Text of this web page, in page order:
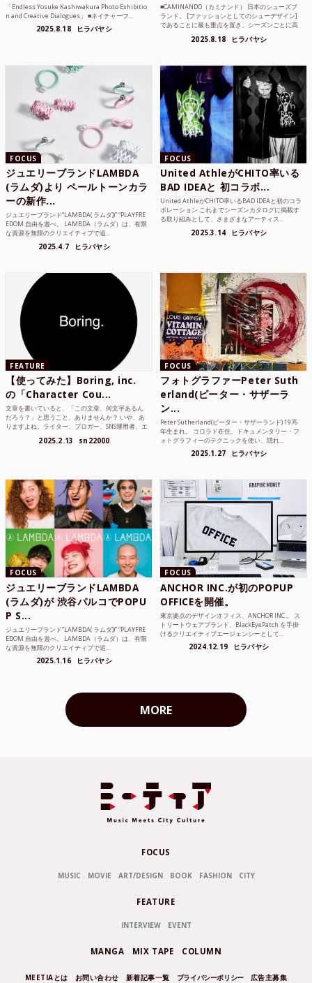
「Endless Yosuke Kashiwakura Photo Exhibitio
n and Creative Dialogues」 ■ネイチャーフ...
2025.8.18 ヒラバヤシ
■CAMINANDO（カミナンド） 日本のシューズブ
ランド。 [ファッションとしてのシューデザイン]
であることに最も重点を置き、シーズンごとに高
2025.8.18 ヒラバヤシ
FOCUS
ジュエリーブランドLAMBDA
(ラムダ)より ペールトーンカラ
ーの新作...
ジュエリーブランド“LAMBDA( ラムダ))” “PLAYFRE
EDOM 自由を遊べ。 LAMBDA（ラムダ）は、有限
な資源を無限のクリエイティブで追...
2025.4.7 ヒラバヤシ
FOCUS
United AthleがCHITO率いる
BAD IDEAと 初コラボ...
United AthleがCHITO率いるBAD IDEAと初のコラ
ボレーション これまでシーズンカタログに掲載す
る取り組みとして、さまざまなアーティス...
2025.3.14 ヒラバヤシ
FEATURE
【使ってみた】Boring, inc.
の「Character Cou...
文章を書いていると、「この文章、何文字あるん
だろう？」と思うこと、ありませんか？ いや、あ
りますよね。ライター、ブロガー、SNS運用者、エ
2025.2.13 sn22000
FOCUS
フォトグラファーPeter Suth
erland(ピーター・サザーラ
ン...
Peter Sutherland(ピーター・サザーランド) 1976
年生まれ。 コロラド在住。ドキュメンタリー・フ
ォトグラフィーのテクニックを使い、隠れ...
2025.1.27 ヒラバヤシ
FOCUS
ジュエリーブランドLAMBDA
(ラムダ)が 渋谷パルコでPOPU
P S...
ジュエリーブランド“LAMBDA( ラムダ))” “PLAYFRE
EDOM 自由を遊べ。 LAMBDA（ラムダ）は、有限
な資源を無限のクリエイティブで追...
2025.1.16 ヒラバヤシ
FOCUS
ANCHOR INC.が初のPOPUP
OFFICEを開催。
東京拠点のデザインオフィス、ANCHOR INC.。 ス
トリートウェアブランド、BlackEyePatch を手掛
けるクリエイティブエージェンシーとして...
2024.12.19 ヒラバヤシ
MORE
FOCUS
MUSIC MOVIE ART/DESIGN BOOK FASHION CITY
FEATURE
INTERVIEW EVENT
MANGA MIX TAPE COLUMN
MEETIAとは お問い合わせ 新着記事一覧 プライバシーポリシー 広告主募集